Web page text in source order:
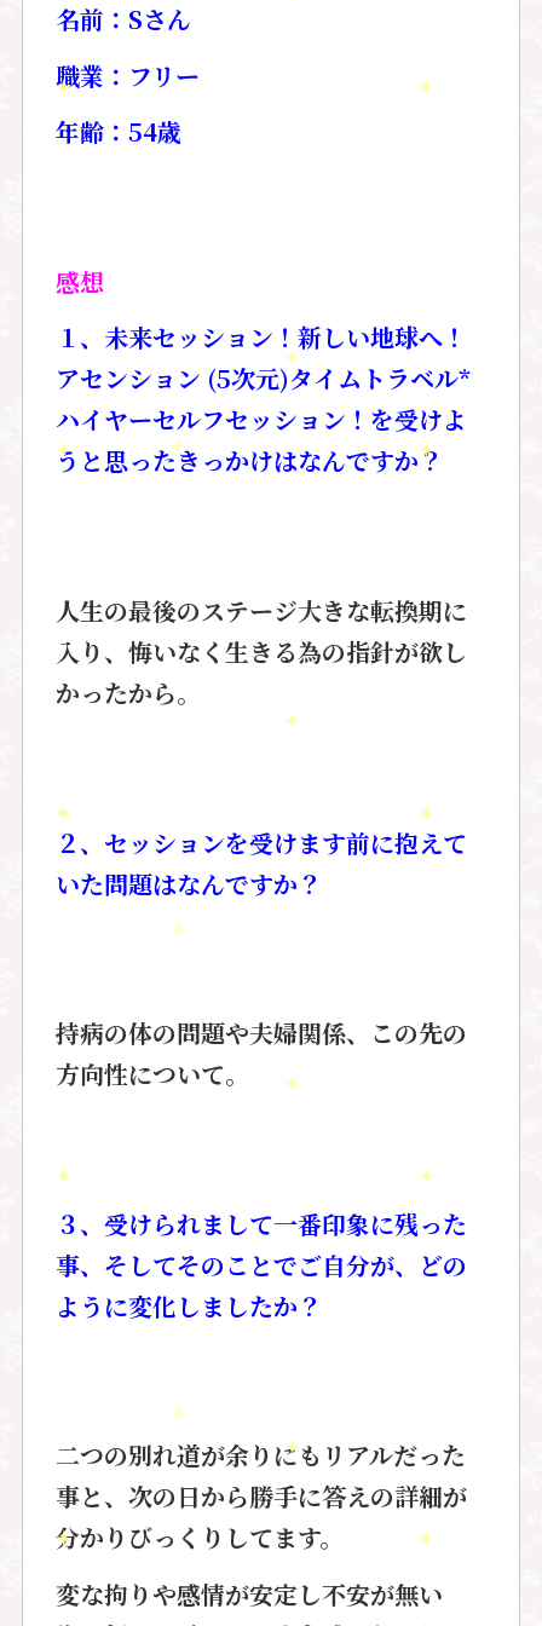
名前：Sさん
職業：フリー
年齢：54歳
感想
１、未来セッション！ 新しい地球へ！
アセンション (5次元)タイムトラベル*
ハイヤーセルフセッション！ を受けよ
うと思ったきっかけはなんですか？
人生の最後のステージ大きな転換期に
入り、悔いなく生きる為の指針が欲し
かったから。
２、セッションを受けます前に抱えて
いた問題はなんですか？
持病の体の問題や夫婦関係、この先の
方向性について。
３、受けられまして一番印象に残った
事、そしてそのことでご自分が、どの
ように変化しましたか？
二つの別れ道が余りにもリアルだった
事と、次の日から勝手に答えの詳細が
分かりびっくりしてます。
変な拘りや感情が安定し不安が無い